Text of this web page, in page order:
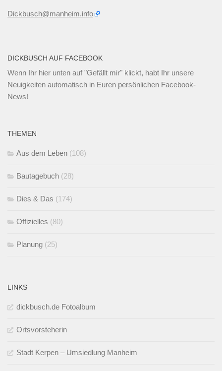
Dickbusch@manheim.info
DICKBUSCH AUF FACEBOOK
Wenn Ihr hier unten auf "Gefällt mir" klickt, habt Ihr unsere
Neuigkeiten automatisch in Euren persönlichen Facebook-
News!
THEMEN
Aus dem Leben (108)
Bautagebuch (28)
Dies & Das (174)
Offizielles (80)
Planung (25)
LINKS
dickbusch.de Fotoalbum
Ortsvorsteherin
Stadt Kerpen – Umsiedlung Manheim